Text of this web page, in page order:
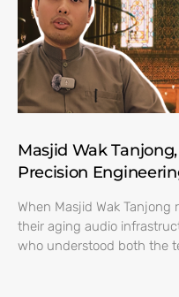
Masjid Wak
Precision
When Masjid Wak
their aging audio
who understood both the